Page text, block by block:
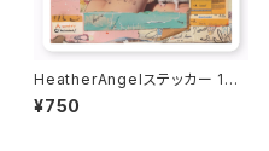
HeatherAngelステッカー 101
6-231109042
¥750